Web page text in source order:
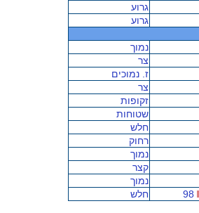
גרוע
גרוע
נמוך
צר
ז. נמוכים
צר
זקופות
שטוחות
חלש
רחוק
נמוך
קצר
נמוך
חלש